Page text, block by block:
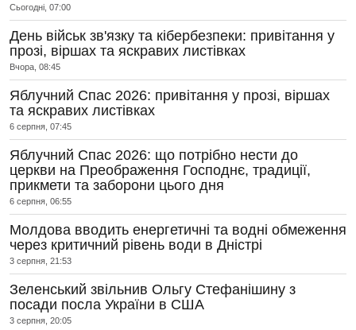
Сьогодні, 07:00
День військ зв'язку та кібербезпеки: привітання у
прозі, віршах та яскравих листівках
Вчора, 08:45
Яблучний Спас 2026: привітання у прозі, віршах
та яскравих листівках
6 серпня, 07:45
Яблучний Спас 2026: що потрібно нести до
церкви на Преображення Господнє, традиції,
прикмети та заборони цього дня
6 серпня, 06:55
Молдова вводить енергетичні та водні обмеження
через критичний рівень води в Дністрі
3 серпня, 21:53
Зеленський звільнив Ольгу Стефанішину з
посади посла України в США
3 серпня, 20:05